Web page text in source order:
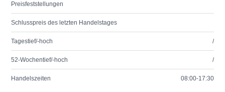
Preisfeststellungen
Schlusspreis des letzten Handelstages
Tagestief/-hoch /
52-Wochentief/-hoch /
Handelszeiten 08:00-17:30